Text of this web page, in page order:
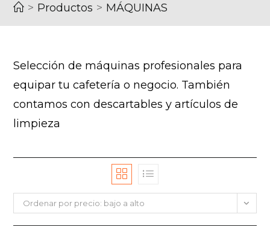
> Productos > MÁQUINAS
Selección de máquinas profesionales para
equipar tu cafetería o negocio. También
contamos con descartables y artículos de
limpieza
Ordenar por precio: bajo a alto